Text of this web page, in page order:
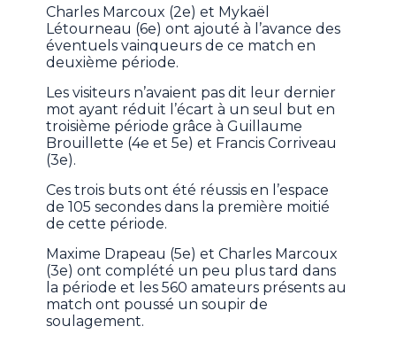
Charles Marcoux (2e) et Mykaël
Létourneau (6e) ont ajouté à l’avance des
éventuels vainqueurs de ce match en
deuxième période.
Les visiteurs n’avaient pas dit leur dernier
mot ayant réduit l’écart à un seul but en
troisième période grâce à Guillaume
Brouillette (4e et 5e) et Francis Corriveau
(3e).
Ces trois buts ont été réussis en l’espace
de 105 secondes dans la première moitié
de cette période.
Maxime Drapeau (5e) et Charles Marcoux
(3e) ont complété un peu plus tard dans
la période et les 560 amateurs présents au
match ont poussé un soupir de
soulagement.